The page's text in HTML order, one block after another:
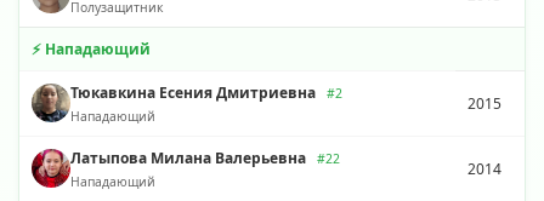
Полузащитник
⚡ Нападающий
Тюкавкина Есения Дмитриевна
#2
Нападающий
2015
Латыпова Милана Валерьевна
#22
Нападающий
2014